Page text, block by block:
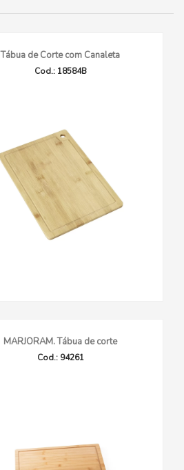
Tábua de Corte com Canaleta
Cod.: 18584B
MARJORAM. Tábua de corte
Cod.: 94261